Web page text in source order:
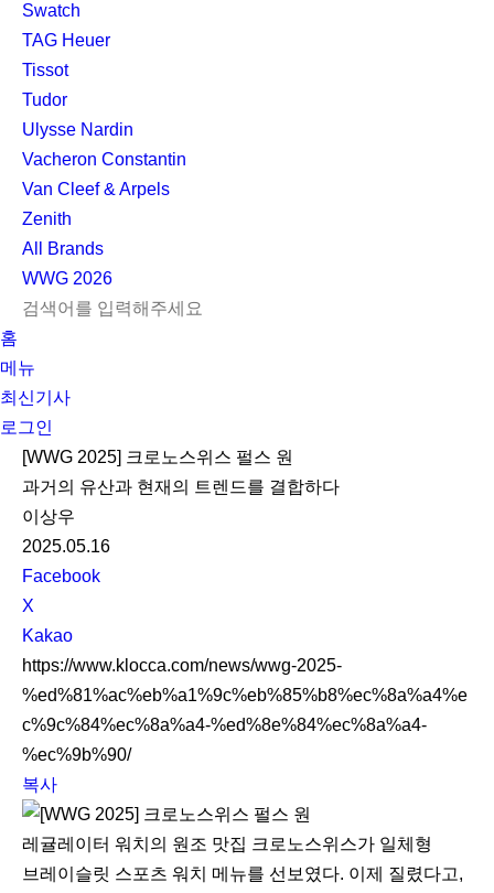
Swatch
TAG Heuer
Tissot
Tudor
Ulysse Nardin
Vacheron Constantin
Van Cleef & Arpels
Zenith
All Brands
WWG 2026
L
G
I
N
S
A
R
C
H
닫
l
e
a
r
검
색
하
기
홈
메뉴
최신기사
로그인
[WWG 2025] 크로노스위스 펄스 원
과거의 유산과 현재의 트렌드를 결합하다
이상우
2025.05.16
S
N
S
S
h
a
r
e
Facebook
X
Kakao
https://www.klocca.com/news/wwg-2025-
%ed%81%ac%eb%a1%9c%eb%85%b8%ec%8a%a4%e
c%9c%84%ec%8a%a4-%ed%8e%84%ec%8a%a4-
%ec%9b%90/
복사
레귤레이터 워치의 원조 맛집 크로노스위스가 일체형
브레이슬릿 스포츠 워치 메뉴를 선보였다. 이제 질렸다고,